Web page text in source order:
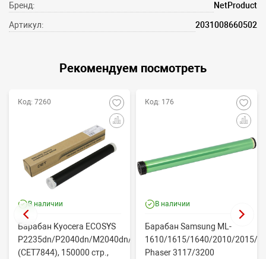
Бренд: NetProduct
Артикул: 2031008660502
Рекомендуем посмотреть
Код: 7260
В наличии
Барабан Kyocera ECOSYS
P2235dn/P2040dn/M2040dn/M2540dw
(CET7844), 150000 стр.,
Код: 176
В наличии
Барабан Samsung ML-
1610/1615/1640/2010/2015/
Phaser 3117/3200